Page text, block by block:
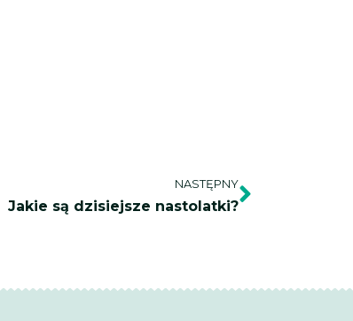
NASTĘPNY
Jakie są dzisiejsze nastolatki?